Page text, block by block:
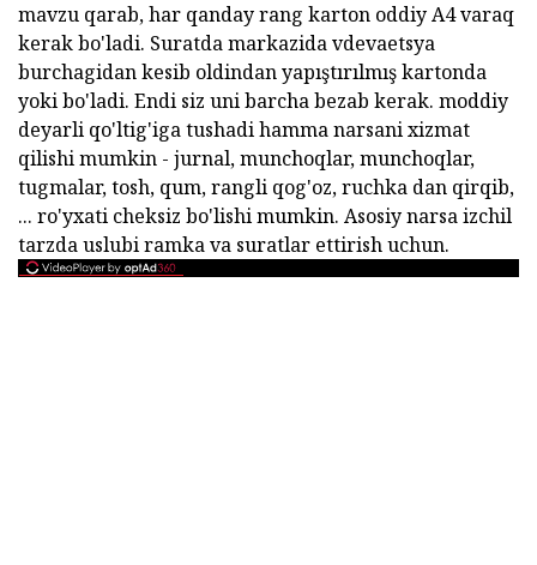
mavzu qarab, har qanday rang karton oddiy A4 varaq
kerak bo'ladi. Suratda markazida vdevaetsya
burchagidan kesib oldindan yapıştırılmış kartonda
yoki bo'ladi. Endi siz uni barcha bezab kerak. moddiy
deyarli qo'ltig'iga tushadi hamma narsani xizmat
qilishi mumkin - jurnal, munchoqlar, munchoqlar,
tugmalar, tosh, qum, rangli qog'oz, ruchka dan qirqib,
... ro'yxati cheksiz bo'lishi mumkin. Asosiy narsa izchil
tarzda uslubi ramka va suratlar ettirish uchun.